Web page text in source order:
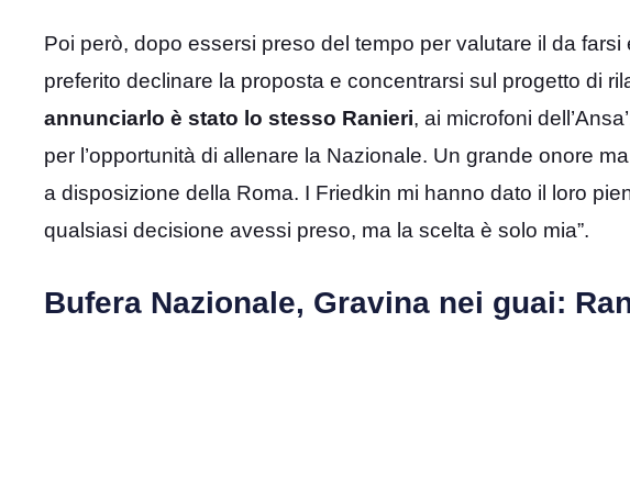
Poi però, dopo essersi preso del tempo per valutare il da
preferito declinare la proposta e concentrarsi sul progetto di
annunciarlo è stato lo stesso Ranieri, ai microfoni
per l’opportunità di allenare la Nazionale. Un grande onore
a disposizione della Roma. I Friedkin mi hanno dato il loro
qualsiasi decisione avessi preso, ma la scelta è solo mia”.
Bufera Nazionale, Gravina nei guai: